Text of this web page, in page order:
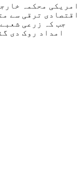
امریکی محکمہ
اقتصادی ترقی سے
جب کہ زرعی
امداد روک دی